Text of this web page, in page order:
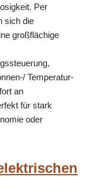
Per
sich die
großflächige
Temperatur-
an
für stark
oder